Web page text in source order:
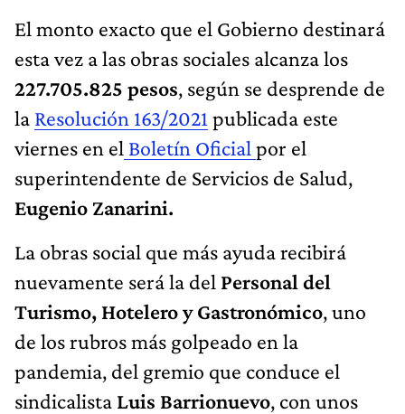
El monto exacto que el Gobierno destinará
esta vez a las obras sociales alcanza los
227.705.825 pesos, según se desprende de
la Resolución 163/2021 publicada este
viernes en el Boletín Oficial por el
superintendente de Servicios de Salud,
Eugenio Zanarini.
La obras social que más ayuda recibirá
nuevamente será la del Personal del
Turismo, Hotelero y Gastronómico, uno
de los rubros más golpeado en la
pandemia, del gremio que conduce el
sindicalista Luis Barrionuevo, con unos